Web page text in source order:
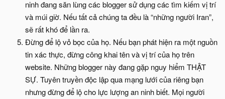
ninh đang săn lùng các blogger sử dụng các tìm kiếm vị trí
và múi giờ. Nếu tất cả chúng ta đều là “những người Iran”,
sẽ rất khó để lần ra.
Đừng để lộ vỏ bọc của họ. Nếu bạn phát hiện ra một nguồn
tin xác thực, đừng công khai tên và vị trí của họ trên
website. Những blogger này đang gặp nguy hiểm THẬT
SỰ. Tuyên truyền độc lập qua mạng lưới của riêng bạn
nhưng đừng để lộ cho lực lượng an ninh biết. Mọi người